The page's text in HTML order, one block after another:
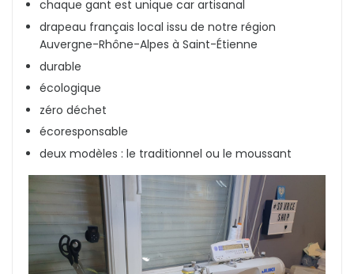
chaque gant est unique car artisanal
drapeau français local issu de notre région
Auvergne-Rhône-Alpes à Saint-Étienne
durable
écologique
zéro déchet
écoresponsable
deux modèles : le traditionnel ou le moussant